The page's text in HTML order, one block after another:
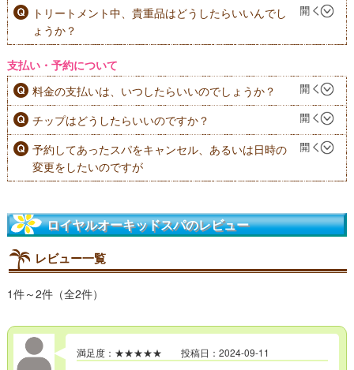
トリートメント中、貴重品はどうしたらいいんでし
ょうか？
支払い・予約について
料金の支払いは、いつしたらいいのでしょうか？
チップはどうしたらいいのですか？
予約してあったスパをキャンセル、あるいは日時の
変更をしたいのですが
ロイヤルオーキッドスパのレビュー
レビュー一覧
1件～2件（全2件）
満足度：★★★★★ 投稿日：2024-09-11